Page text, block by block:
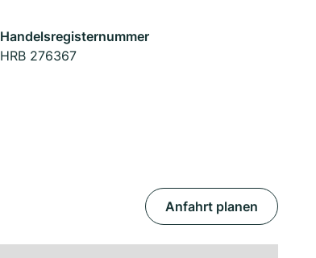
Handelsregisternummer
HRB 276367
Anfahrt planen